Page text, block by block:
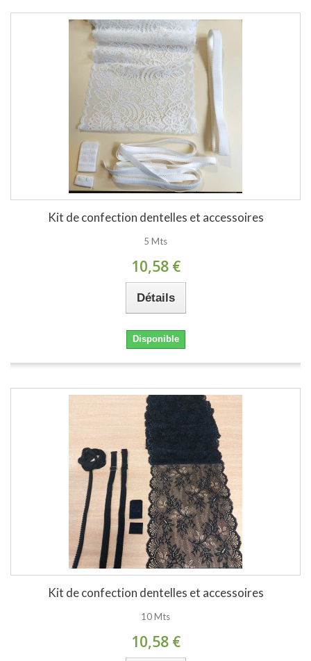
Kit de confection dentelles et accessoires
5 Mts
10,58 €
Détails
Disponible
Kit de confection dentelles et accessoires
10 Mts
10,58 €